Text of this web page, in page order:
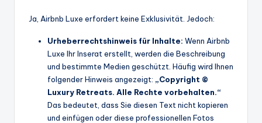
Ja, Airbnb Luxe erfordert keine Exklusivität. Jedoch:
Urheberrechtshinweis für Inhalte: Wenn Airbnb
Luxe Ihr Inserat erstellt, werden die Beschreibung
und bestimmte Medien geschützt. Häufig wird Ihnen
folgender Hinweis angezeigt: „Copyright ©
Luxury Retreats. Alle Rechte vorbehalten.“
Das bedeutet, dass Sie diesen Text nicht kopieren
und einfügen oder diese professionellen Fotos